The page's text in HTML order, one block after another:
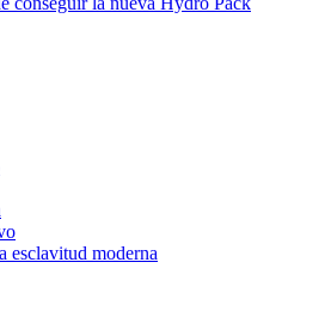
esclavitud moderna